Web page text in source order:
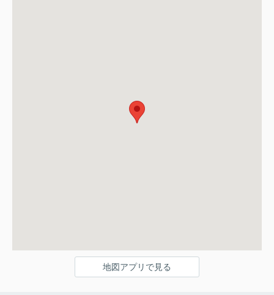
地図アプリで見る